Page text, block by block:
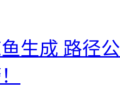
生成 路径